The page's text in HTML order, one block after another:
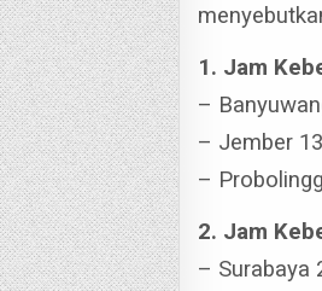
1. Jam
–
– Jember
–
2. Jam
– Surabaya